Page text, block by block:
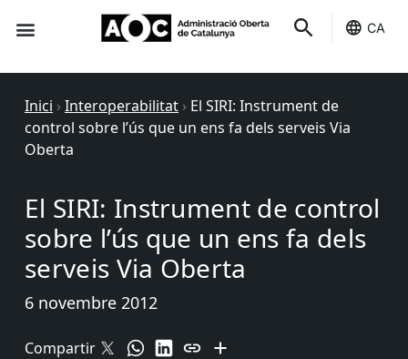
CA
Inici › Interoperabilitat › El SIRI: Instrument de
control sobre l’ús que un ens fa dels serveis Via
Oberta
El SIRI: Instrument de control
sobre l’ús que un ens fa dels
serveis Via Oberta
6 novembre 2012
Compartir